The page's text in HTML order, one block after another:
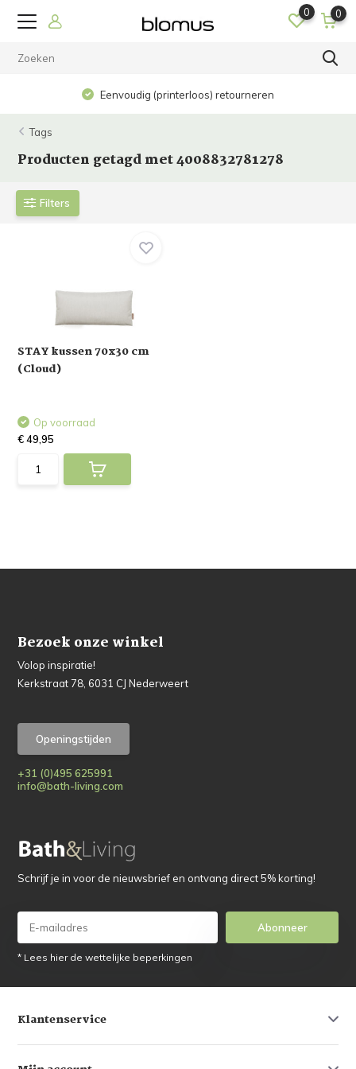
0 0
Eenvoudig (printerloos) retourneren
Tags
Producten getagd met 4008832781278
Filters
STAY kussen 70x30 cm
(Cloud)
Op voorraad
€ 49,95
Bezoek onze winkel
Volop inspiratie!
Kerkstraat 78, 6031 CJ Nederweert
Openingstijden
+31 (0)495 625991
info@bath-living.com
Schrijf je in voor de nieuwsbrief en ontvang direct 5% korting!
Abonneer
* Lees hier de wettelijke beperkingen
Klantenservice